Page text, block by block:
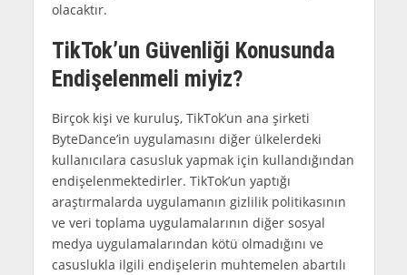
olacaktır.
TikTok’un Güvenliği Konusunda
Endişelenmeli miyiz?
Birçok kişi ve kuruluş, TikTok’un ana şirketi
ByteDance’in uygulamasını diğer ülkelerdeki
kullanıcılara casusluk yapmak için kullandığından
endişelenmektedirler. TikTok’un yaptığı
araştırmalarda uygulamanın gizlilik politikasının
ve veri toplama uygulamalarının diğer sosyal
medya uygulamalarından kötü olmadığını ve
casuslukla ilgili endişelerin muhtemelen abartılı